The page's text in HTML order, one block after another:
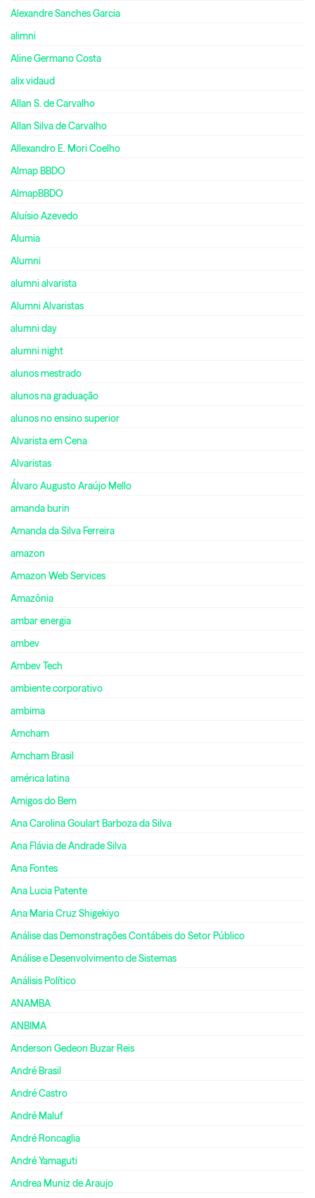
Alexandre Sanches Garcia
alimni
Aline Germano Costa
alix vidaud
Allan S. de Carvalho
Allan Silva de Carvalho
Allexandro E. Mori Coelho
Almap BBDO
AlmapBBDO
Aluísio Azevedo
Alumia
Alumni
alumni alvarista
Alumni Alvaristas
alumni day
alumni night
alunos mestrado
alunos na graduação
alunos no ensino superior
Alvarista em Cena
Alvaristas
Álvaro Augusto Araújo Mello
amanda burin
Amanda da Silva Ferreira
amazon
Amazon Web Services
Amazônia
ambar energia
ambev
Ambev Tech
ambiente corporativo
ambima
Amcham
Amcham Brasil
américa latina
Amigos do Bem
Ana Carolina Goulart Barboza da Silva
Ana Flávia de Andrade Silva
Ana Fontes
Ana Lucia Patente
Ana Maria Cruz Shigekiyo
Análise das Demonstrações Contábeis do Setor Público
Análise e Desenvolvimento de Sistemas
Análisis Político
ANAMBA
ANBIMA
Anderson Gedeon Buzar Reis
André Brasil
André Castro
André Maluf
André Roncaglia
André Yamaguti
Andrea Muniz de Araujo